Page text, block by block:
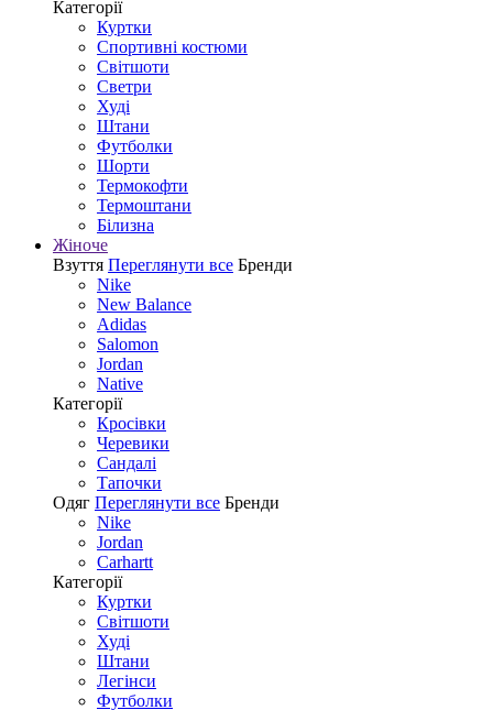
Категорії
Куртки
Спортивні костюми
Світшоти
Светри
Худі
Штани
Футболки
Шорти
Термокофти
Термоштани
Білизна
Жіноче
Взуття Переглянути все Бренди
Nike
New Balance
Adidas
Salomon
Jordan
Native
Категорії
Кросівки
Черевики
Сандалі
Tапочки
Одяг Переглянути все Бренди
Nike
Jordan
Carhartt
Категорії
Куртки
Світшоти
Худі
Штани
Легінси
Футболки